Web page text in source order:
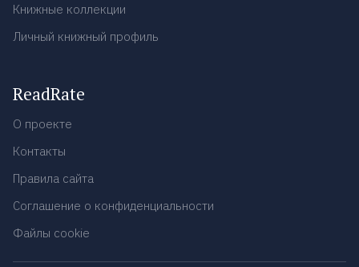
Книжные коллекции
Личный книжный профиль
ReadRate
О проекте
Контакты
Правила сайта
Соглашение о конфиденциальности
Файлы cookie